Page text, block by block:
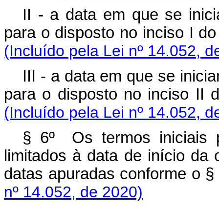
II - a data em que se
para o disposto no inciso I
(Incluído pela Lei nº 14.052,
III - a data em que se
para o disposto no inciso II
(Incluído pela Lei nº 14.052,
§ 6º Os termos iniciais
limitados à data de início da
datas apuradas conforme
nº 14.052, de 2020)